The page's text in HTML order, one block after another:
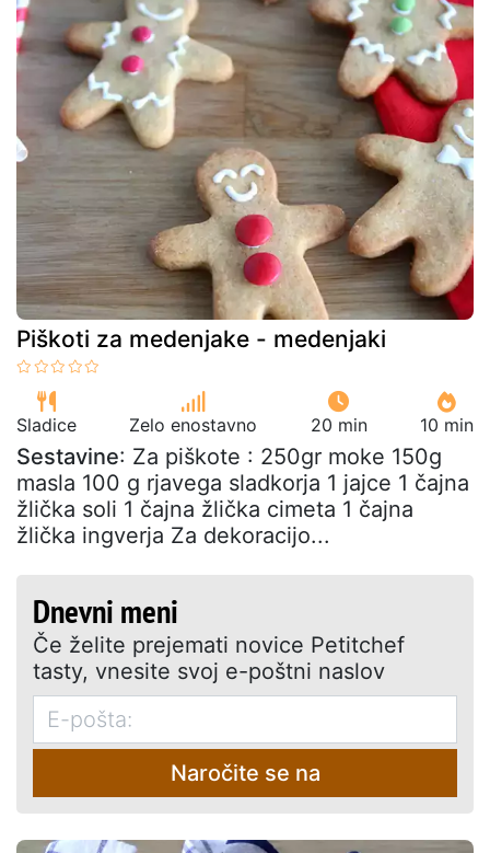
Piškoti za medenjake - medenjaki
Sladice Zelo enostavno 20 min 10 min
Sestavine: Za piškote : 250gr moke 150g
masla 100 g rjavega sladkorja 1 jajce 1 čajna
žlička soli 1 čajna žlička cimeta 1 čajna
žlička ingverja Za dekoracijo...
Dnevni meni
Če želite prejemati novice Petitchef
tasty, vnesite svoj e-poštni naslov
Naročite se na